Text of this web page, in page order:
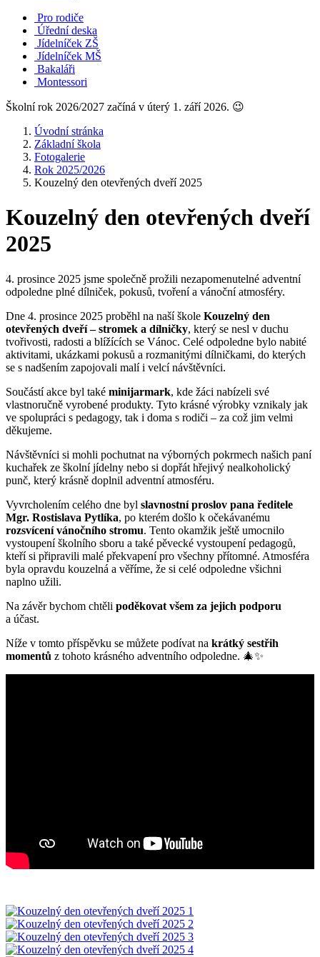
Pro rodiče
Úřední deska
Jídelníček ZŠ
Jídelníček MŠ
Bakaláři
Montessori
Školní rok 2026/2027 začíná v úterý 1. září 2026. 😉
Úvodní stránka
Základní škola
Fotogalerie
Rok 2025/2026
Kouzelný den otevřených dveří 2025
Kouzelný den otevřených dveří
2025
4. prosince 2025 jsme společně prožili nezapomenutelné adventní
odpoledne plné dílniček, pokusů, tvoření a vánoční atmosféry.
Dne 4. prosince 2025 proběhl na naší škole Kouzelný den
otevřených dveří – stromek a dílničky, který se nesl v duchu
tvořivosti, radosti a blížících se Vánoc. Celé odpoledne bylo nabité
aktivitami, ukázkami pokusů a rozmanitými dílničkami, do kterých
se s nadšením zapojovali malí i velcí návštěvníci.
Součástí akce byl také minijarmark, kde žáci nabízeli své
vlastnoručně vyrobené produkty. Tyto krásné výrobky vznikaly jak
ve spolupráci s pedagogy, tak i doma s rodiči – za což jim velmi
děkujeme.
Návštěvníci si mohli pochutnat na výborných pokrmech našich paní
kuchařek ze školní jídelny nebo si dopřát hřejivý nealkoholický
punč, který krásně doplnil adventní atmosféru.
Vyvrcholením celého dne byl slavnostní proslov pana ředitele
Mgr. Rostislava Pytlíka, po kterém došlo k očekávanému
rozsvícení vánočního stromu. Tento okamžik ještě umocnilo
vystoupení školního sboru a také pěvecké vystoupení pedagogů,
kteří si připravili malé překvapení pro všechny přítomné. Atmosféra
byla opravdu kouzelná a věříme, že si celé odpoledne všichni
naplno užili.
Na závěr bychom chtěli poděkovat všem za jejich podporu
a účast.
Níže v tomto příspěvku se můžete podívat na krátký sestřih
momentů z tohoto krásného adventního odpoledne. 🎄✨